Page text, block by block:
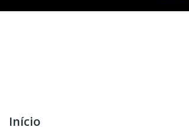
Início